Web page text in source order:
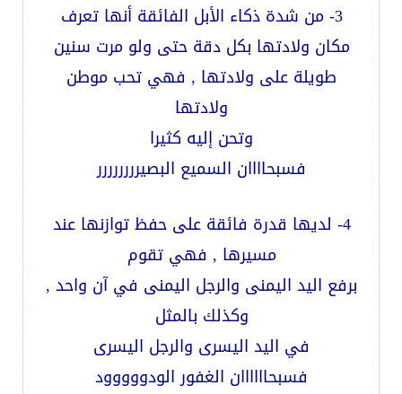
3- من شدة ذكاء الأبل الفائقة أنها تعرف
مكان ولادتها بكل دقة حتى ولو مرت سنين
طويلة على ولادتها , فهي تحب موطن
ولادتها
وتحن إليه كثيرا
فسبحاااان السميع البصيرررررررر
4- لديها قدرة فائقة على حفظ توازنها عند
مسيرها , فهي تقوم
برفع اليد اليمنى والرجل اليمنى في آن واحد ,
وكذلك بالمثل
في اليد اليسرى والرجل اليسرى
فسبحاااااان الغفور الودووووود